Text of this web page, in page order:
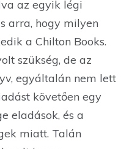
az egyik légi
arra, hogy milyen
a Chilton Books.
szükség, de az
egyáltalán nem lett
követően egy
eladások, és a
miatt. Talán